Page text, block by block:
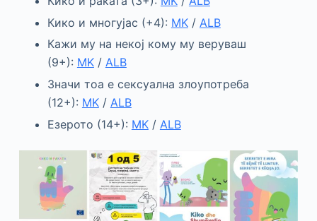
Кико и многујас (+4): MK/ ALB
Кажи му на некој кому му веруваш
(9+): MK/ ALB
Значи тоа е сексуална злоупотреба
(12+): MK/ ALB
Езерото (14+): MK/ ALB